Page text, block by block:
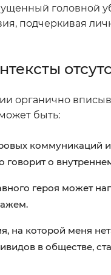
головной
подчеркивая
органично
быть:
коммуникаций
о
героя может
на которой меня
в обществе,